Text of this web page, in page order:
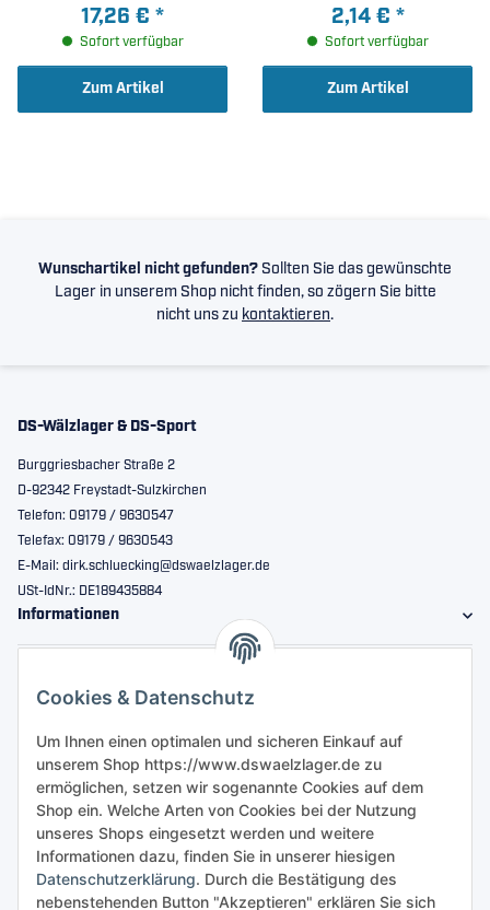
Cookies & Datenschutz
Um Ihnen einen optimalen und sicheren Einkauf auf
unserem Shop https://www.dswaelzlager.de zu
ermöglichen, setzen wir sogenannte Cookies auf dem
Shop ein. Welche Arten von Cookies bei der Nutzung
unseres Shops eingesetzt werden und weitere
Informationen dazu, finden Sie in unserer hiesigen
Datenschutzerklärung. Durch die Bestätigung des
nebenstehenden Button "Akzeptieren" erklären Sie sich
17,26 € *
Sofort verfügbar
Zum Artikel
2,14 € *
Sofort verfügbar
Zum Artikel
Wunschartikel nicht gefunden? Sollten Sie das gewünschte
Lager in unserem Shop nicht finden, so zögern Sie bitte
nicht uns zu kontaktieren.
DS-Wälzlager & DS-Sport
Burggriesbacher Straße 2
D-92342 Freystadt-Sulzkirchen
Telefon: 09179 / 9630547
Telefax: 09179 / 9630543
E-Mail: dirk.schluecking@dswaelzlager.de
USt-IdNr.: DE189435884
Informationen
Sicher bestellen